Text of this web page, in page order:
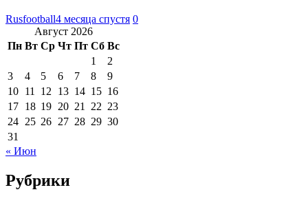
Rusfootball4 месяца спустя 0
Август 2026
Пн Вт Ср Чт Пт Сб Вс
1
2
3
4 5 6 7 8
9
10 11 12 13 14 15 16
17 18 19 20 21 22 23
24 25 26 27 28 29 30
31
« Июн
Рубрики